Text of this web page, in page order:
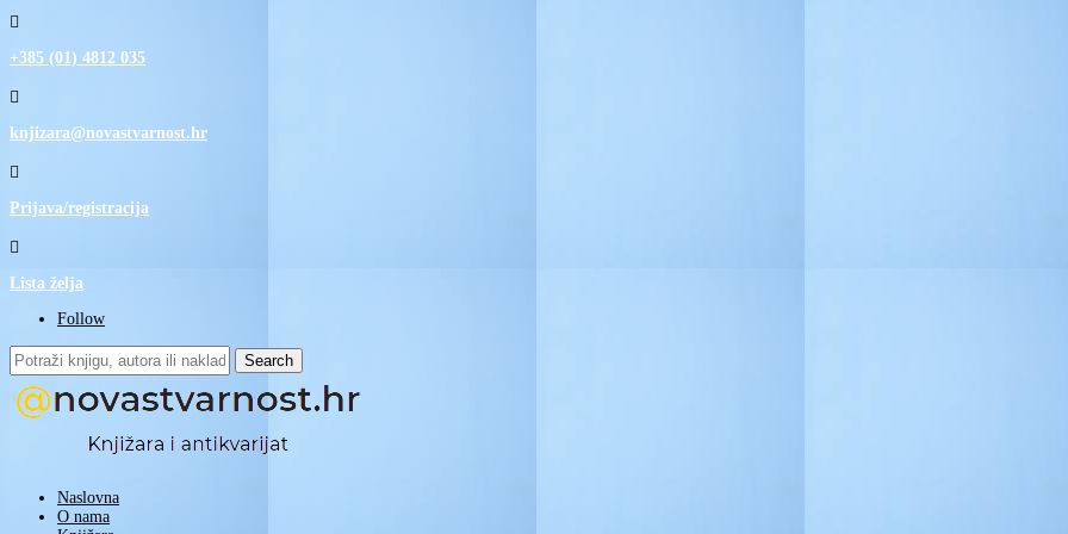

+385 (01) 4812 035

knjizara@novastvarnost.hr

Prijava/registracija

Lista želja
Follow
Search
for:
Naslovna
O nama